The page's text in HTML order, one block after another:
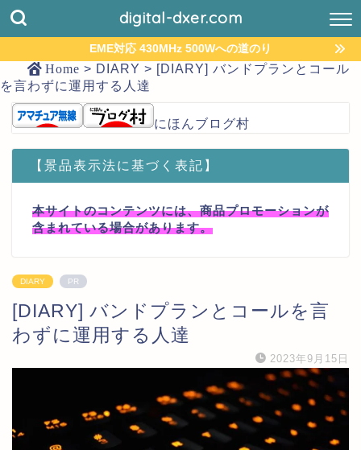
digital-dxer.com
EME対応 430MHz 500Wへの道のり
Home > DIARY > [DIARY] バンドプランとコール
を言わずに運用する人達
にほんブログ村
【景品表示法に基づく表記】
本サイトのコンテンツには、商品プロモーションが
含まれている場合があります。
DIARY PR
[DIARY] バンドプランとコールを言
わずに運用する人達
2023年9月15日